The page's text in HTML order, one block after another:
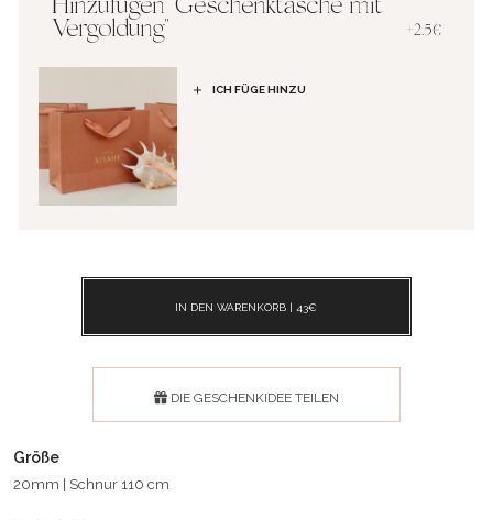
Hinzufügen "Geschenktasche mit
Vergoldung"
+2.5€
ICH FÜGE HINZU
IN DEN WARENKORB | 43€
DIE GESCHENKIDEE TEILEN
Größe
20mm | Schnur 110 cm